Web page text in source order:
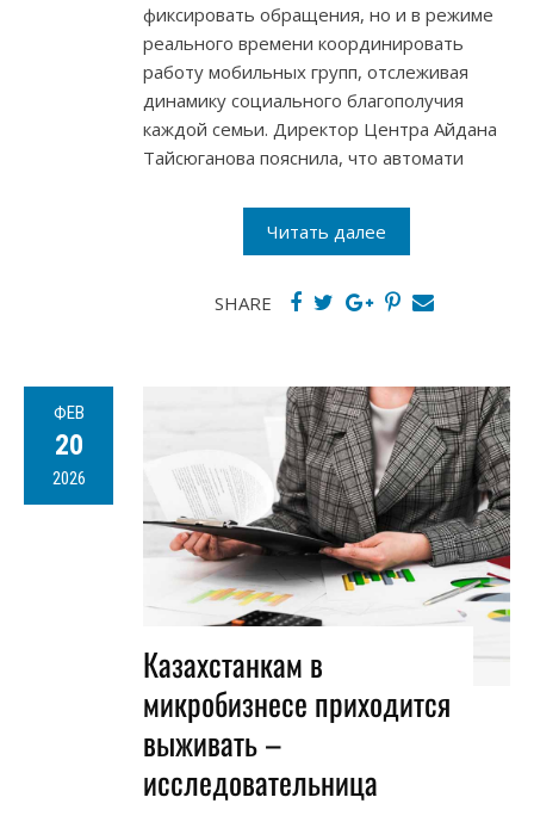
фиксировать обращения, но и в режиме
реального времени координировать
работу мобильных групп, отслеживая
динамику социального благополучия
каждой семьи. Директор Центра Айдана
Тайсюганова пояснила, что автомати
Читать далее
SHARE
ФЕВ
20
2026
Казахстанкам в
микробизнесе приходится
выживать –
исследовательница